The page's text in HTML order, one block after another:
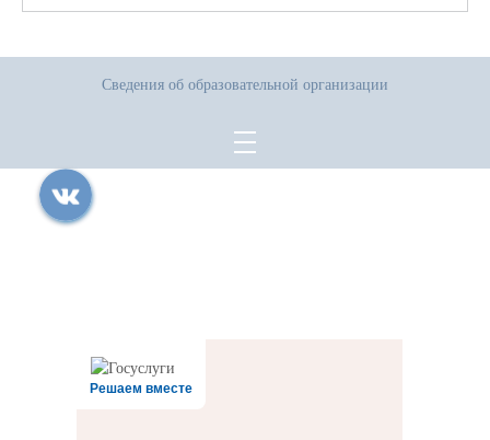
Сведения об образовательной организации
Решаем вместе